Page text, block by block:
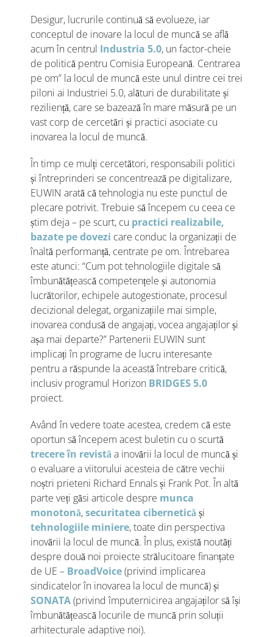
Desigur, lucrurile continuă să evolueze, iar
conceptul de inovare la locul de muncă se află
acum în centrul Industria 5.0, un factor-cheie
de politică pentru Comisia Europeană. Centrarea
pe om” la locul de muncă este unul dintre cei trei
piloni ai Industriei 5.0, alături de durabilitate și
reziliență, care se bazează în mare măsură pe un
vast corp de cercetări și practici asociate cu
inovarea la locul de muncă.
În timp ce mulți cercetători, responsabili politici
și întreprinderi se concentrează pe digitalizare,
EUWIN arată că tehnologia nu este punctul de
plecare potrivit. Trebuie să începem cu ceea ce
știm deja – pe scurt, cu practici realizabile,
bazate pe dovezi care conduc la organizații de
înaltă performanță, centrate pe om. Întrebarea
este atunci: “Cum pot tehnologiile digitale să
îmbunătățească competențele și autonomia
lucrătorilor, echipele autogestionate, procesul
decizional delegat, organizațiile mai simple,
inovarea condusă de angajați, vocea angajaților și
așa mai departe?” Partenerii EUWIN sunt
implicați în programe de lucru interesante
pentru a răspunde la această întrebare critică,
inclusiv programul Horizon BRIDGES 5.0
proiect.
Având în vedere toate acestea, credem că este
oportun să începem acest buletin cu o scurtă
trecere în revistăa inovării la locul de muncă și
o evaluare a viitorului acesteia de către vechii
noștri prieteni Richard Ennals și Frank Pot. În altă
parte veți găsi articole despre munca
monotonă,securitatea ciberneticăși
tehnologiile miniere, toate din perspectiva
inovării la locul de muncă. În plus, există noutăți
despre două noi proiecte strălucitoare finanțate
de UE – BroadVoice(privind implicarea
sindicatelor în inovarea la locul de muncă) și
SONATA(privind împuternicirea angajaților să își
îmbunătățească locurile de muncă prin soluții
arhitecturale adaptive noi).